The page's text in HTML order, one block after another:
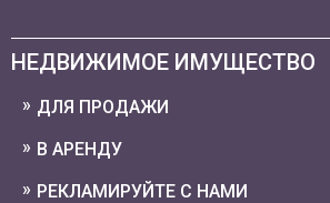
НЕДВИЖИМОЕ ИМУЩЕСТВО
ДЛЯ ПРОДАЖИ
В АРЕНДУ
РЕКЛАМИРУЙТЕ С НАМИ